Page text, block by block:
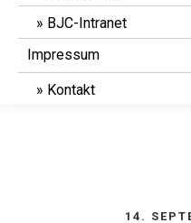
BJC-Intranet
Impressum
Kontakt
14.